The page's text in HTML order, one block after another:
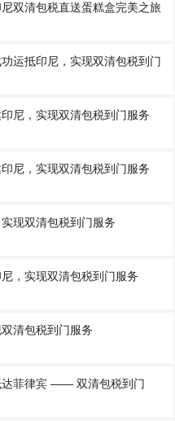
双清包税直送蛋糕盒完美之旅
运抵印尼，实现双清包税到门
尼，实现双清包税到门服务
尼，实现双清包税到门服务
现双清包税到门服务
，实现双清包税到门服务
清包税到门服务
达菲律宾 —— 双清包税到门